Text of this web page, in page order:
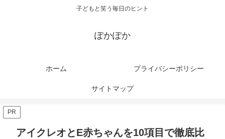
子どもと笑う毎日のヒント
ぽかぽか
ホーム プライバシーポリシー
サイトマップ
PR
アイクレオとE赤ちゃんを10項目で徹底比